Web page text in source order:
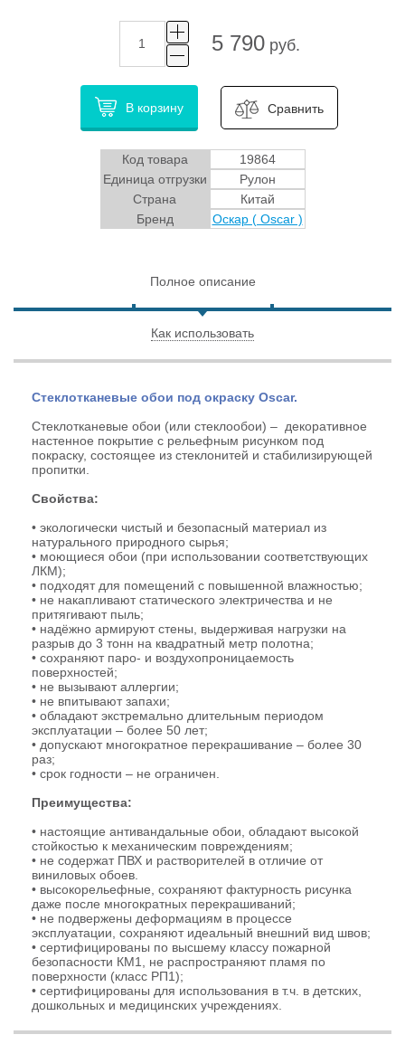
5 790руб.
В корзину Сравнить
Код товара
19864
Единица отгрузки
Рулон
Страна
Китай
Бренд
Оскар ( Oscar )
Полное описание
Как использовать
Стеклотканевые обои под окраску Oscar.
Стеклотканевые обои (или стеклообои) – декоративное
настенное покрытие с рельефным рисунком под
покраску, состоящее из стеклонитей и стабилизирующей
пропитки.
Свойства:
• экологически чистый и безопасный материал из
натурального природного сырья;
• моющиеся обои (при использовании соответствующих
ЛКМ);
• подходят для помещений с повышенной влажностью;
• не накапливают статического электричества и не
притягивают пыль;
• надёжно армируют стены, выдерживая нагрузки на
разрыв до 3 тонн на квадратный метр полотна;
• сохраняют паро- и воздухопроницаемость
поверхностей;
• не вызывают аллергии;
• не впитывают запахи;
• обладают экстремально длительным периодом
эксплуатации – более 50 лет;
• допускают многократное перекрашивание – более 30
раз;
• срок годности – не ограничен.
Преимущества:
• настоящие антивандальные обои, обладают высокой
стойкостью к механическим повреждениям;
• не содержат ПВХ и растворителей в отличие от
виниловых обоев.
• высокорельефные, сохраняют фактурность рисунка
даже после многократных перекрашиваний;
• не подвержены деформациям в процессе
эксплуатации, сохраняют идеальный внешний вид швов;
• сертифицированы по высшему классу пожарной
безопасности КМ1, не распространяют пламя по
поверхности (класс РП1);
• сертифицированы для использования в т.ч. в детских,
дошкольных и медицинских учреждениях.